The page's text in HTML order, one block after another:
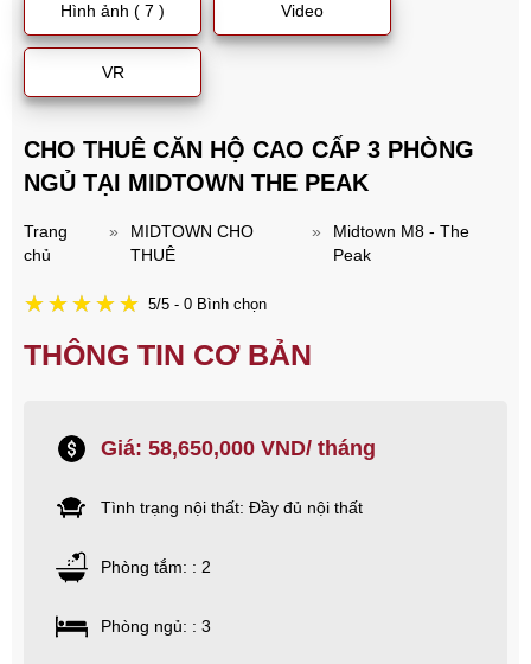
Hình ảnh ( 7 ) Video
VR
CHO THUÊ CĂN HỘ CAO CẤP 3 PHÒNG
NGỦ TẠI MIDTOWN THE PEAK
Trang
chủ
»
MIDTOWN CHO
THUÊ
»
Midtown M8 - The
Peak
5/5 - 0 Bình chọn
THÔNG TIN CƠ BẢN
Giá: 58,650,000 VND/ tháng
Tình trạng nội thất: Đầy đủ nội thất
Phòng tắm: : 2
Phòng ngủ: : 3